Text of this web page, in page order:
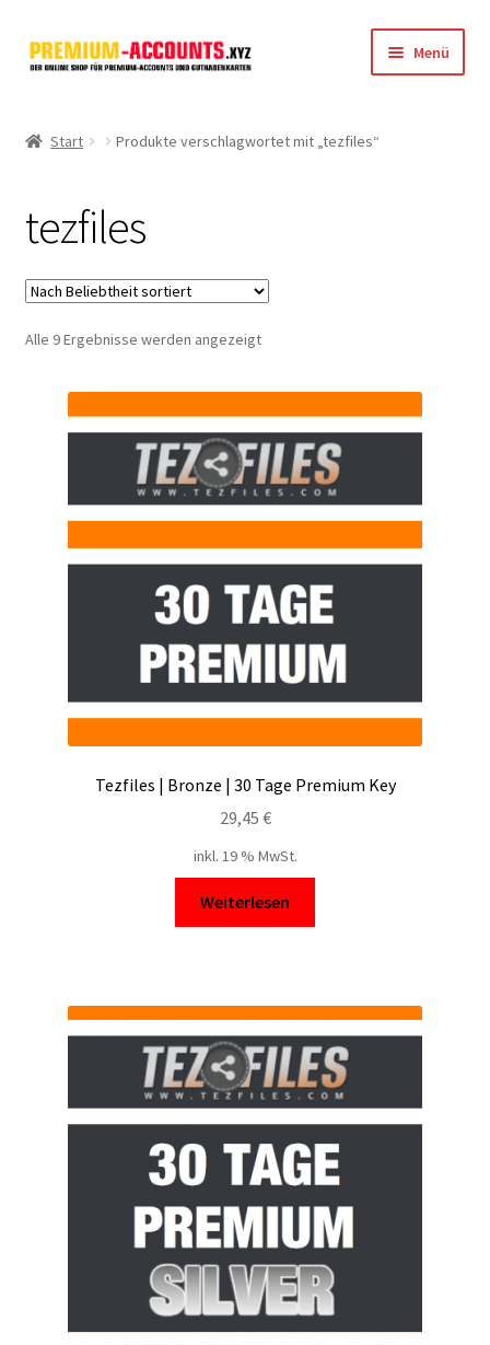
Zur
Navigation
Zum
Inhalt
Menü
FileJoker
Depositfiles
TakeFile
FileFox.cc
Filesmonster
Ex-Load
Versandinfos
Widerrufsbelehrung
Start Produkte verschlagwortet mit „tezfiles“
tezfiles
Alle 9 Ergebnisse werden angezeigtNach
Tezfiles | Bronze | 30 Tage Premium Key
29,45 €
inkl. 19 % MwSt.
Weiterlesen